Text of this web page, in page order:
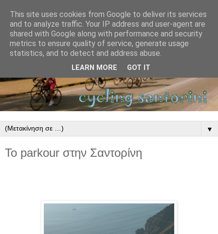
▼
To parkour στην Σαντορίνη
This site uses cookies from Google to deliver its services
and to analyze traffic. Your IP address and user-agent are
shared with Google along with performance and security
metrics to ensure quality of service, generate usage
statistics, and to detect and address abuse.
LEARN MORE GOT IT